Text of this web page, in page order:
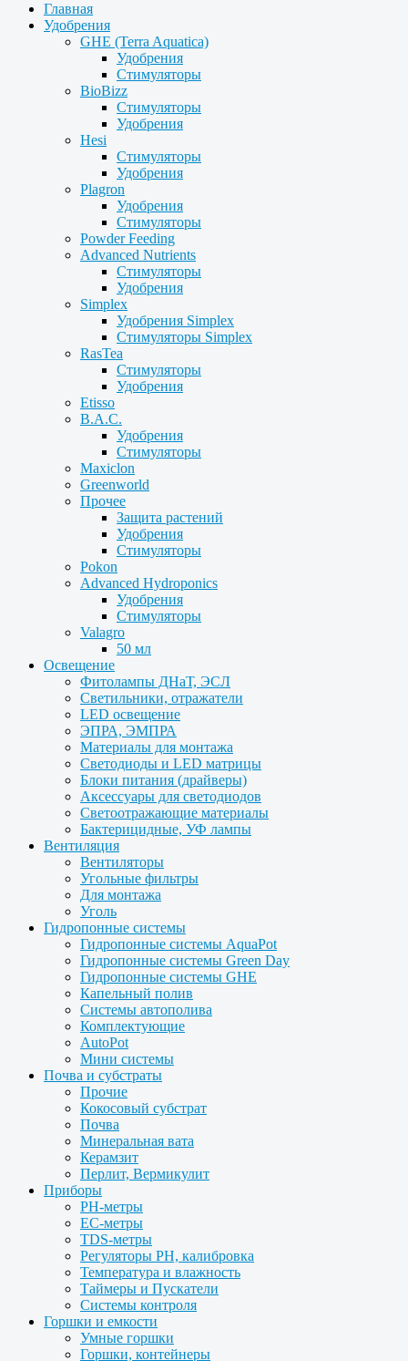
Главная
Удобрения
GHE (Terra Aquatica)
Удобрения
Стимуляторы
BioBizz
Стимуляторы
Удобрения
Hesi
Стимуляторы
Удобрения
Plagron
Удобрения
Стимуляторы
Powder Feeding
Advanced Nutrients
Стимуляторы
Удобрения
Simplex
Удобрения Simplex
Стимуляторы Simplex
RasTea
Стимуляторы
Удобрения
Etisso
B.A.C.
Удобрения
Стимуляторы
Maxiclon
Greenworld
Прочее
Защита растений
Удобрения
Стимуляторы
Pokon
Advanced Hydroponics
Удобрения
Стимуляторы
Valagro
50 мл
Освещение
Фитолампы ДНаТ, ЭСЛ
Светильники, отражатели
LED освещение
ЭПРА, ЭМПРА
Материалы для монтажа
Светодиоды и LED матрицы
Блоки питания (драйверы)
Аксессуары для светодиодов
Светоотражающие материалы
Бактерицидные, УФ лампы
Вентиляция
Вентиляторы
Угольные фильтры
Для монтажа
Уголь
Гидропонные системы
Гидропонные системы AquaPot
Гидропонные системы Green Day
Гидропонные системы GHE
Капельный полив
Системы автополива
Комплектующие
AutoPot
Мини системы
Почва и субстраты
Прочие
Кокосовый субстрат
Почва
Минеральная вата
Керамзит
Перлит, Вермикулит
Приборы
PH-метры
EC-метры
TDS-метры
Регуляторы PH, калибровка
Температура и влажность
Таймеры и Пускатели
Системы контроля
Горшки и емкости
Умные горшки
Горшки, контейнеры